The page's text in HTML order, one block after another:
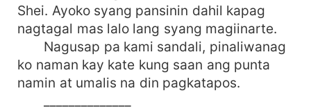
Shei. Ayoko syang pansinin dahil kapag
nagtagal mas lalo lang syang magiinarte.
Nagusap pa kami sandali, pinaliwanag
ko naman kay kate kung saan ang punta
namin at umalis na din pagkatapos.